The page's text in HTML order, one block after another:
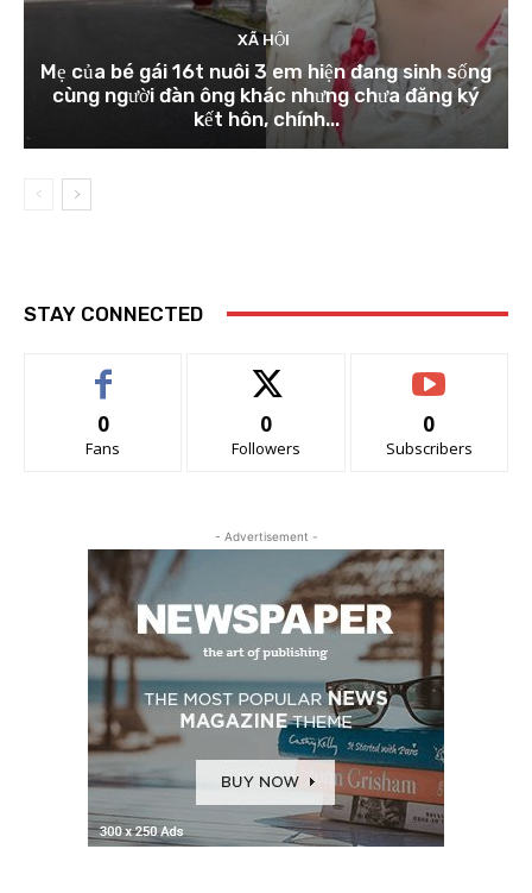
XÃ HỘI
Mẹ của bé gái 16t nuôi 3 em hiện đang sinh sống
cùng người đàn ông khác nhưng chưa đăng ký
kết hôn, chính...
STAY CONNECTED
0
Fans
0
Followers
0
Subscribers
- Advertisement -